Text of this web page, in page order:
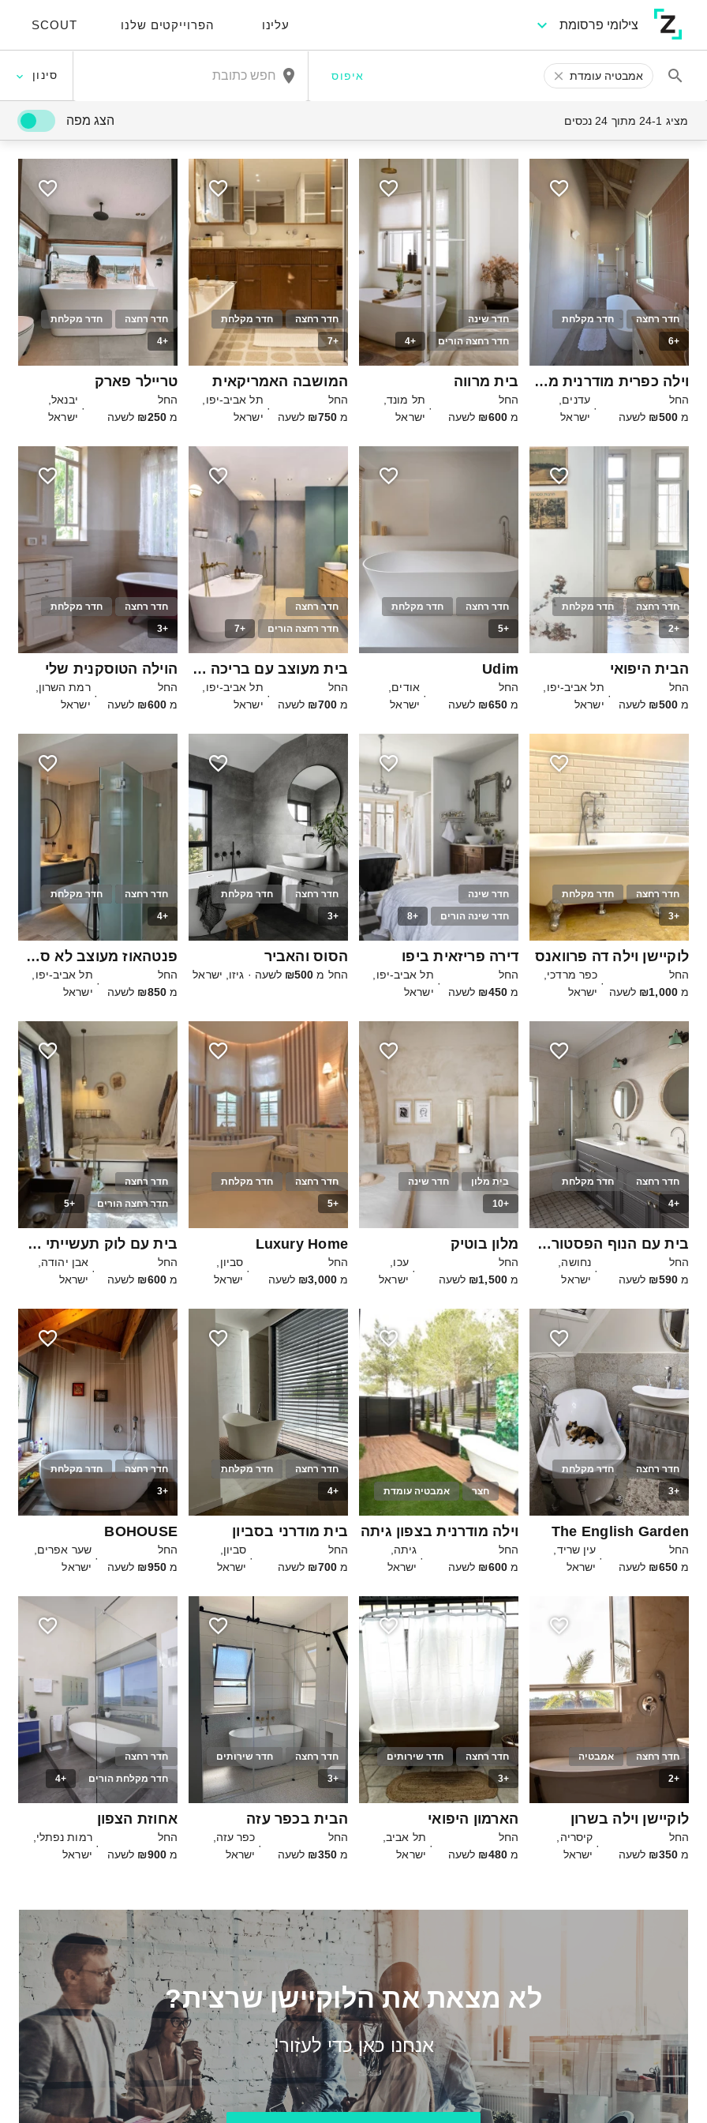
צילומי פרסומת עלינו הפרוייקטים שלנו SCOUT
אמבטיה עומדת איפוס סינון
מציג 24-1 מתוך 24 נכסים הצג מפה
חדר רחצה
חדר מקלחת
+6
100
וילה כפרית מודרנית מטריפה
החל
מ ₪500 לשעה
·
עדנים,
ישראל
חדר שינה
חדר רחצה הורים
+4
25
בית מרווה
החל
מ ₪600 לשעה
·
תל מונד,
ישראל
חדר רחצה
חדר מקלחת
+7
10
המושבה האמריקאית
החל
מ ₪750 לשעה
·
תל אביב-יפו,
ישראל
חדר רחצה
חדר מקלחת
+4
טריילר פארק
החל
מ ₪250 לשעה
·
יבנאל,
ישראל
חדר רחצה
חדר מקלחת
+2
הבית היפואי
החל
מ ₪500 לשעה
·
תל אביב-יפו,
ישראל
חדר רחצה
חדר מקלחת
+5
Udim
החל
מ ₪650 לשעה
·
אודים,
ישראל
חדר רחצה
חדר רחצה הורים
+7
בית מעוצב עם בריכה וגינה ענקית
החל
מ ₪700 לשעה
·
תל אביב-יפו,
ישראל
חדר רחצה
חדר מקלחת
+3
30
הוילה הטוסקנית שלי
החל
מ ₪600 לשעה
·
רמת השרון,
ישראל
חדר רחצה
חדר מקלחת
+3
30
לוקיישן וילה דה פרוואנס
החל
מ ₪1,000 לשעה
·
כפר מרדכי,
ישראל
חדר שינה
חדר שינה הורים
+8
40
דירה פריזאית ביפו
החל
מ ₪450 לשעה
·
תל אביב-יפו,
ישראל
חדר רחצה
חדר מקלחת
+3
הסוס והאביר
החל מ ₪500 לשעה · גיזו, ישראל
חדר רחצה
חדר מקלחת
+4
פנטהאוז מעוצב לא סטנדרטי
החל
מ ₪850 לשעה
·
תל אביב-יפו,
ישראל
חדר רחצה
חדר מקלחת
+4
בית עם הנוף הפסטורלי של חבל עדולם
החל
מ ₪590 לשעה
·
נחושה,
ישראל
בית מלון
חדר שינה
+10
מלון בוטיק
החל
מ ₪1,500 לשעה
·
עכו,
ישראל
חדר רחצה
חדר מקלחת
+5
Luxury Home
החל
מ ₪3,000 לשעה
·
סביון,
ישראל
חדר רחצה
חדר רחצה הורים
+5
25
בית עם לוק תעשייתי מחוספס
החל
מ ₪600 לשעה
·
אבן יהודה,
ישראל
חדר רחצה
חדר מקלחת
+3
10
The English Garden
החל
מ ₪650 לשעה
·
עין שריד,
ישראל
חצר אמבטיה עומדת
20
וילה מודרנית בצפון גיתה
החל
מ ₪600 לשעה
·
גיתה,
ישראל
חדר רחצה
חדר מקלחת
+4
בית מודרני בסביון
החל
מ ₪700 לשעה
·
סביון,
ישראל
חדר רחצה
חדר מקלחת
+3
15
BOHOUSE
החל
מ ₪950 לשעה
·
שער אפרים,
ישראל
חדר רחצה
אמבטיה
+2
לוקיישן וילה בשרון
החל
מ ₪350 לשעה
·
קיסריה,
ישראל
חדר רחצה
חדר שירותים
+3
20
הארמון היפואי
החל
מ ₪480 לשעה
·
תל אביב,
ישראל
חדר רחצה
חדר שירותים
+3
הבית בכפר עזה
החל
מ ₪350 לשעה
·
כפר עזה,
ישראל
חדר רחצה
חדר מקלחת הורים
+4
אחוזת הצפון
החל
מ ₪900 לשעה
·
רמות נפתלי,
ישראל
לא מצאת את הלוקיישן שרצית?
אנחנו כאן כדי לעזור!